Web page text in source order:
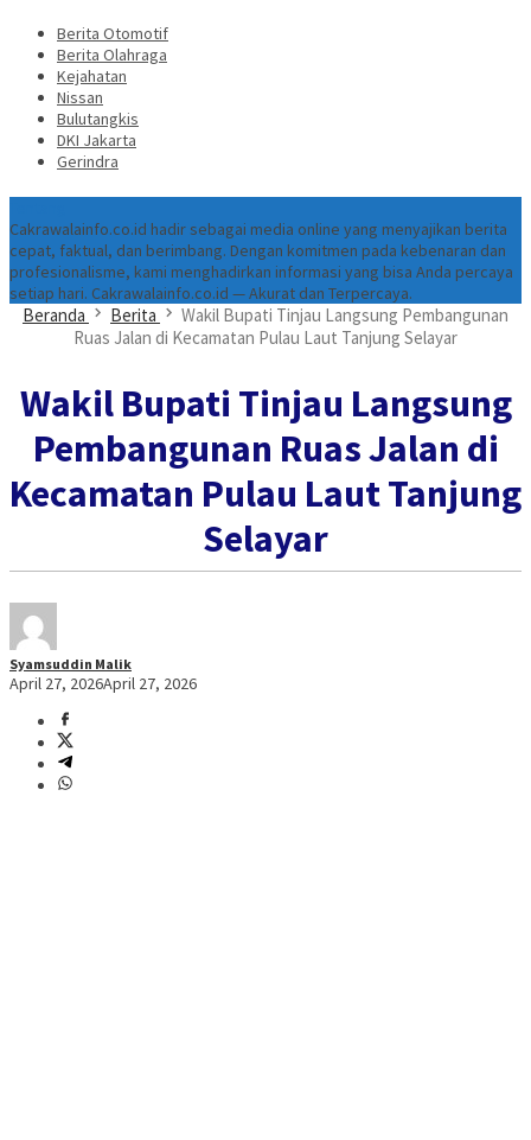
Berita Otomotif
Berita Olahraga
Kejahatan
Nissan
Bulutangkis
DKI Jakarta
Gerindra
Cakrawalainfo.co.id hadir sebagai media online yang menyajikan berita
cepat, faktual, dan berimbang. Dengan komitmen pada kebenaran dan
profesionalisme, kami menghadirkan informasi yang bisa Anda percaya
setiap hari. Cakrawalainfo.co.id — Akurat dan Terpercaya.
Beranda Berita
Wakil Bupati Tinjau Langsung Pembangunan
Ruas Jalan di Kecamatan Pulau Laut Tanjung Selayar
Wakil Bupati Tinjau Langsung
Pembangunan Ruas Jalan di
Kecamatan Pulau Laut Tanjung
Selayar
Syamsuddin Malik
April 27, 2026April 27, 2026